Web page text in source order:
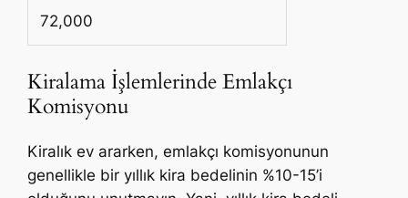
72,000
Kiralama İşlemlerinde Emlakçı
Komisyonu
Kiralık ev ararken, emlakçı komisyonunun
genellikle bir yıllık kira bedelinin %10-15’i